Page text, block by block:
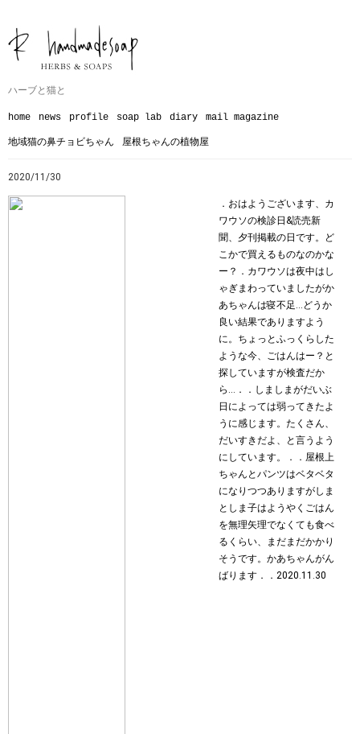
ハーブと猫と
home news profile soap lab diary mail magazine
地域猫の鼻チョビちゃん 屋根ちゃんの植物屋
2020/11/30
．おはようございます、カ
ワウソの検診日&読売新
聞、夕刊掲載の日です。ど
こかで買えるものなのかな
ー？．カワウソは夜中はし
ゃぎまわっていましたがか
あちゃんは寝不足…どうか
良い結果でありますよう
に。ちょっとふっくらした
ような今、ごはんはー？と
探していますが検査だか
ら…．．しましまがだいぶ
日によっては弱ってきたよ
うに感じます。たくさん、
だいすきだよ、と言うよう
にしています。．．屋根上
ちゃんとパンツはベタベタ
になりつつありますがしま
としま子はようやくごはん
を無理矢理でなくても食べ
るくらい、まだまだかかり
そうです。かあちゃんがん
ばります．．2020.11.30